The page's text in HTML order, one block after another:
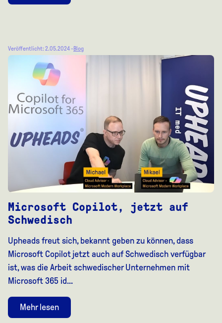
Veröffentlicht: 2.05.2024 - Blog
Microsoft Copilot, jetzt auf
Schwedisch
Upheads freut sich, bekannt geben zu können, dass
Microsoft Copilot jetzt auch auf Schwedisch verfügbar
ist, was die Arbeit schwedischer Unternehmen mit
Microsoft 365 id...
Mehr lesen